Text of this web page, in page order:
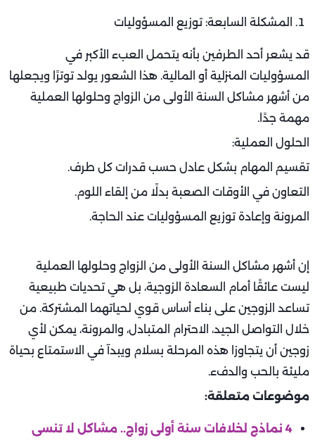
المشكلة السابعة: توزيع المسؤوليات
قد يشعر أحد الطرفين بأنه يتحمل العبء الأكبر في
المسؤوليات المنزلية أو المالية. هذا الشعور يولد توترًا ويجعلها
من أشهر مشاكل السنة الأولى من الزواج وحلولها العملية
مهمة جدًا.
الحلول العملية:
تقسيم المهام بشكل عادل حسب قدرات كل طرف.
التعاون في الأوقات الصعبة بدلًا من إلقاء اللوم.
المرونة وإعادة توزيع المسؤوليات عند الحاجة.
إن أشهر مشاكل السنة الأولى من الزواج وحلولها العملية
ليست عائقًا أمام السعادة الزوجية، بل هي تحديات طبيعية
تساعد الزوجين على بناء أساس قوي لحياتهما المشتركة. من
خلال التواصل الجيد، الاحترام المتبادل، والمرونة، يمكن لأي
زوجين أن يتجاوزا هذه المرحلة بسلام ويبدآ في الاستمتاع بحياة
مليئة بالحب والدفء.
موضوعات متعلقة:
4 نماذج لخلافات سنة أولى زواج.. مشاكل لا تنسى